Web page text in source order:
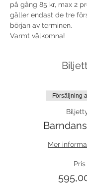
på gång 85 kr, max 2
gäller endast de tre
början av terminen.
Varmt välkomna!
Försäljning
Mer
Pris